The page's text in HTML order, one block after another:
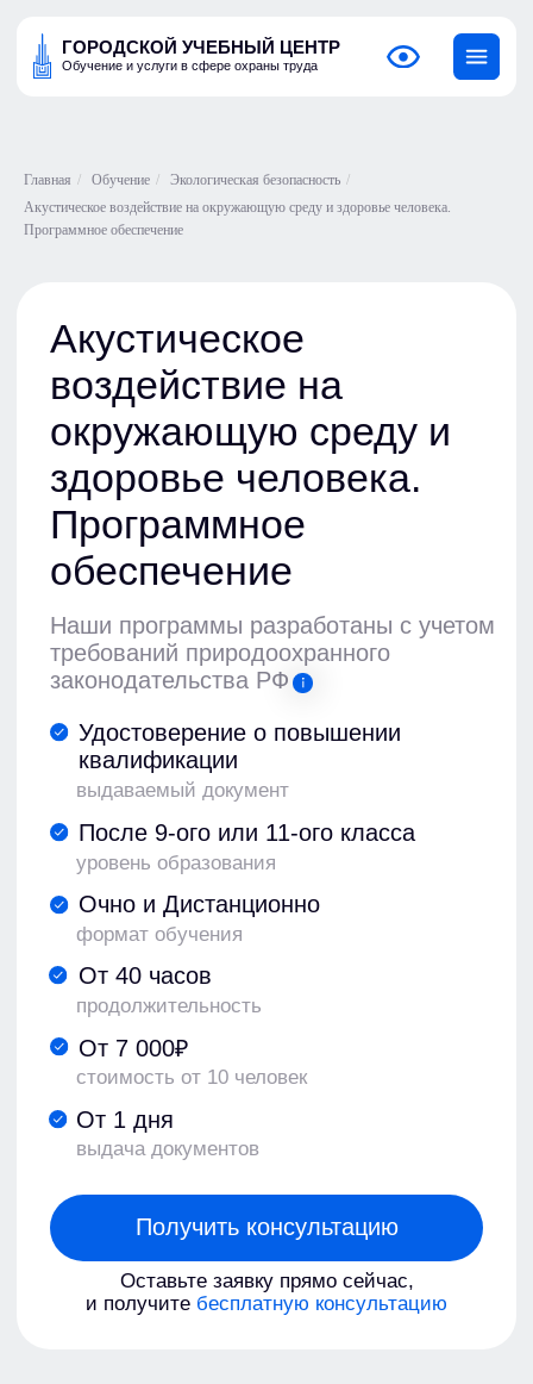
Обучение и услуги в сфере охраны труда
ГОРОДСКОЙ УЧЕБНЫЙ ЦЕНТР
Главная / Обучение / Экологическая безопасность /
Акустическое воздействие на окружающую среду и здоровье человека.
Программное обеспечение
Акустическое
здоровье человека.
Программное
обеспечение
Наши программы разработаны с учетом
требований природоохранного
законодательства РФ
От 7 000₽
стоимость от 10 человек
От 1 дня
выдача документов
Получить консультацию
Оставьте заявку прямо сейчас,
и получитебесплатную консультацию
От 40 часов
Очно и Дистанционно
формат обучения
уровень образования
Удостоверение о повышении
квалификации
выдаваемый документ